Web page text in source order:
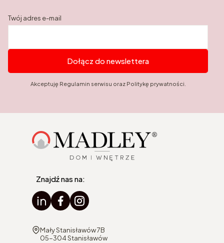
Twój adres e-mail
Dołącz do newslettera
Akceptuję Regulamin serwisu oraz Politykę prywatności.
Znajdź nas na:
Adres:
Mały Stanisławów 7B
05-304 Stanisławów